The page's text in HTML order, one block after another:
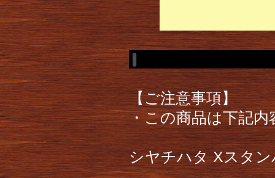
【ご注意事項】
・この商品は下記
シヤチハタ Xスタン